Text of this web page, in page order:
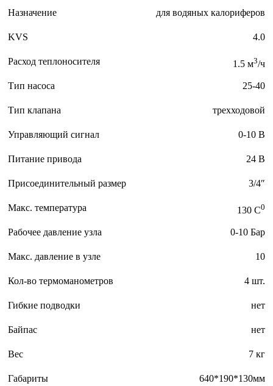
Назначение для водяных калориферов
KVS 4.0
Расход теплоносителя 1.5 м3/ч
Тип насоса 25-40
Тип клапана трехходовой
Управляющий сигнал 0-10 В
Питание привода 24 В
Присоединительный размер 3/4″
Макс. температура 130 C0
Рабочее давление узла 0-10 Бар
Макс. давление в узле 10
Кол-во термоманометров 4 шт.
Гибкие подводки нет
Байпас нет
Вес 7 кг
Габариты 640*190*130мм